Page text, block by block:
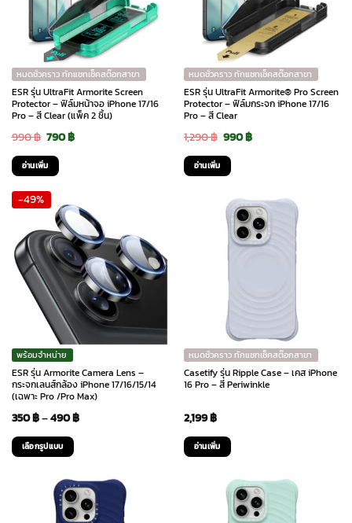
หมดชั่วคราว ทักแชทเช็คสต๊อกสาขา
ESR รุ่น UltraFit Armorite Screen
Protector – ฟิล์มหน้าจอ iPhone 17/16
Pro – สี Clear (แพ็ค 2 ชิ้น)
990฿ Original
price
was:
990 ฿.
790฿Current
790 ฿.
อ่านเพิ่ม
หมดชั่วคราว ทักแชทเช็คสต๊อกสาขา
ESR รุ่น UltraFit Armorite® Pro Screen
Protector – ฟิล์มกระจก iPhone 17/16
Pro – สี Clear
1,290฿ Original
price
was:
1,290 ฿.
990฿Current
990 ฿.
อ่านเพิ่ม
-49%
พร้อมจำหน่าย
ESR รุ่น Armorite Camera Lens –
กระจกเลนส์กล้อง iPhone 17/16/15/14
(เฉพาะ Pro /Pro Max)
350฿–490฿Price
through
490 ฿
เลือกรูปแบบ
หมดชั่วคราว ทักแชทเช็คสต๊อกสาขา
Casetify รุ่น Ripple Case – เคส iPhone
16 Pro – สี Periwinkle
2,199฿
อ่านเพิ่ม